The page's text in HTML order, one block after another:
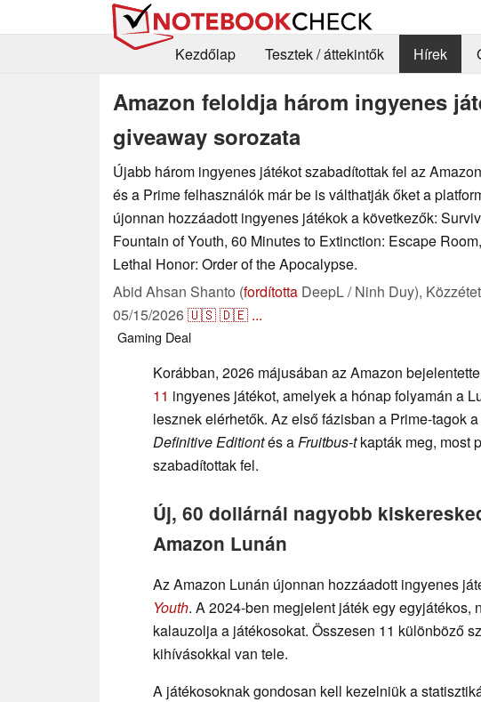
Kezdőlap
Tesztek / áttekintők Hírek
Amazon feloldja három ingyenes
giveaway sorozata
Újabb három ingyenes játékot szabadítottak fel az
és a Prime felhasználók már be is válthatják őket a
újonnan hozzáadott ingyenes játékok a következők:
Fountain of Youth, 60 Minutes to Extinction: Escape
Lethal Honor: Order of the Apocalypse.
Abid Ahsan Shanto (fordította DeepL / Ninh Duy),
05/15/2026🇺🇸🇩🇪 ...
Gaming Deal
Korábban, 2026 májusában az Amazon bejelentette
11 ingyenes játékot, amelyek a hónap folyamán a
lesznek elérhetők. Az első fázisban a Prime-tagok a
Definitive Editiontés aFruitbus-tkapták meg, most
szabadítottak fel.
Új, 60 dollárnál nagyobb
Amazon Lunán
Az Amazon Lunán újonnan hozzáadott ingyenes
Youth. A 2024-ben megjelent játék egy egyjátékos,
kalauzolja a játékosokat. Összesen 11 különböző
kihívásokkal van tele.
A játékosoknak gondosan kell kezelniük a